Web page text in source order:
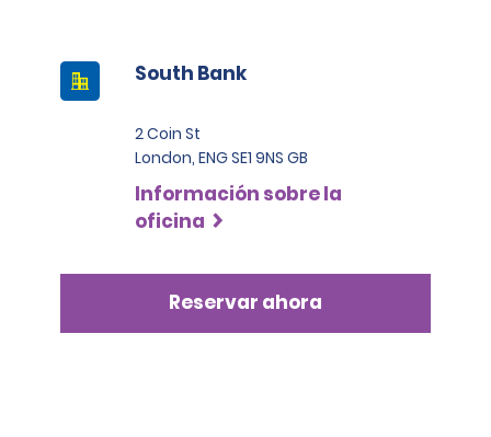
South Bank
2 Coin St
London, ENG SE1 9NS GB
Información sobre la
oficina
Reservar ahora